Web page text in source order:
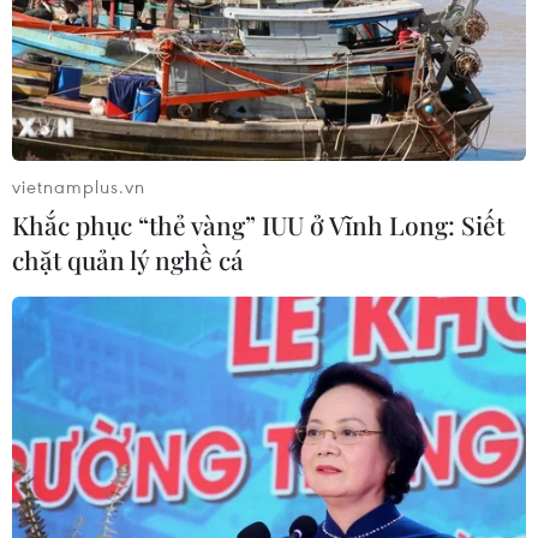
nước thứ ba và ngược lại.
Cần chính sách mở làm lực đẩy cho xuất
khẩu trái cây Việt Nam
25/12/2017 02:25
vietnamplus.vn
Khắc phục “thẻ vàng” IUU ở Vĩnh Long: Siết
chặt quản lý nghề cá